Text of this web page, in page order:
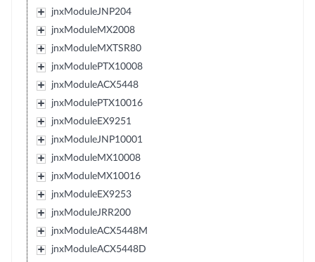
jnxModuleJNP204
jnxModuleMX2008
jnxModuleMXTSR80
jnxModulePTX10008
jnxModuleACX5448
jnxModulePTX10016
jnxModuleEX9251
jnxModuleJNP10001
jnxModuleMX10008
jnxModuleMX10016
jnxModuleEX9253
jnxModuleJRR200
jnxModuleACX5448M
jnxModuleACX5448D